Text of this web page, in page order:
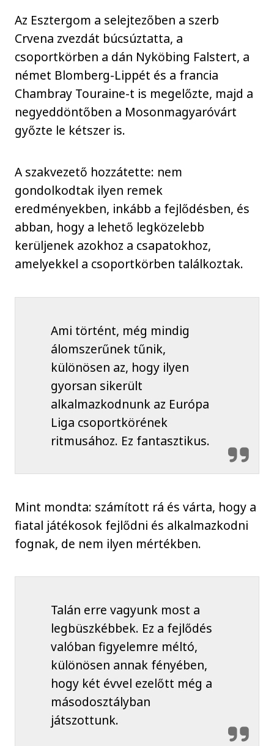
Az Esztergom a selejtezőben a szerb
Crvena zvezdát búcsúztatta, a
csoportkörben a dán Nyköbing Falstert, a
német Blomberg-Lippét és a francia
Chambray Touraine-t is megelőzte, majd a
negyeddöntőben a Mosonmagyaróvárt
győzte le kétszer is.
A szakvezető hozzátette: nem
gondolkodtak ilyen remek
eredményekben, inkább a fejlődésben, és
abban, hogy a lehető legközelebb
kerüljenek azokhoz a csapatokhoz,
amelyekkel a csoportkörben találkoztak.
Ami történt, még mindig
álomszerűnek tűnik,
különösen az, hogy ilyen
gyorsan sikerült
alkalmazkodnunk az Európa
Liga csoportkörének
ritmusához. Ez fantasztikus.
Mint mondta: számított rá és várta, hogy a
fiatal játékosok fejlődni és alkalmazkodni
fognak, de nem ilyen mértékben.
Talán erre vagyunk most a
legbüszkébbek. Ez a fejlődés
valóban figyelemre méltó,
különösen annak fényében,
hogy két évvel ezelőtt még a
másodosztályban
játszottunk.